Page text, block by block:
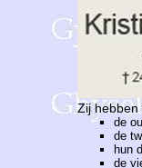
Zij hebben
de
de
hun
de